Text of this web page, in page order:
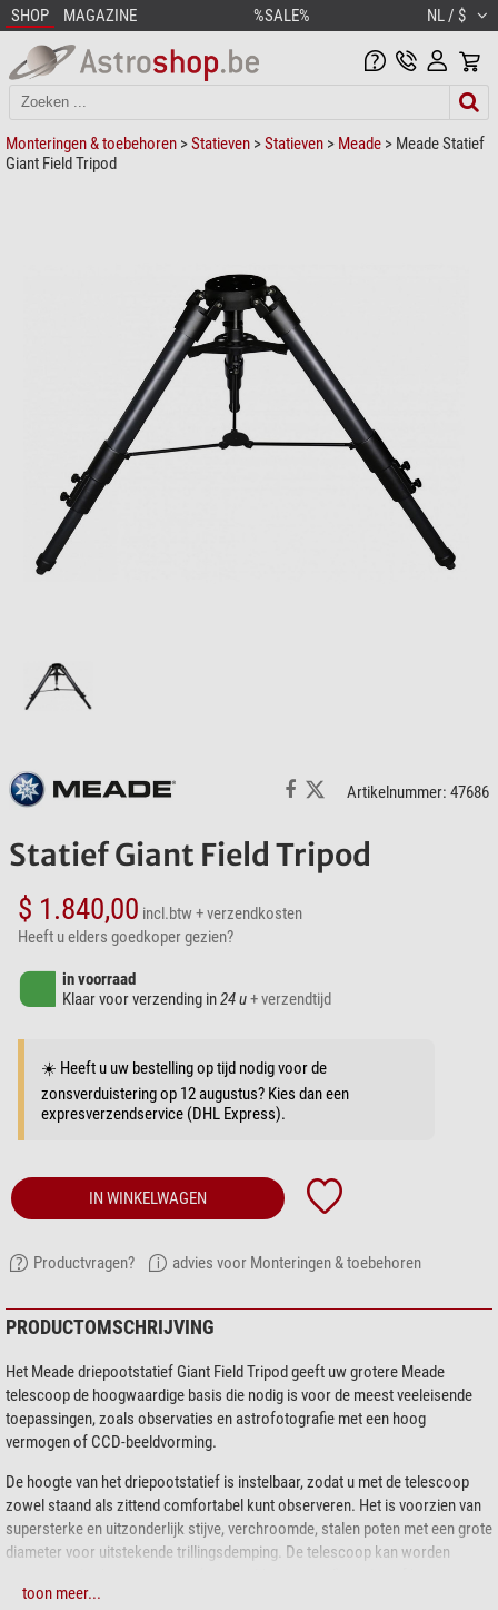
SHOP MAGAZINE %SALE% NL / $
Monteringen & toebehoren >Statieven >Statieven > Meade > Meade Statief
Giant Field Tripod
Artikelnummer: 47686
Statief Giant Field Tripod
$ 1.840,00 incl.btw+ verzendkosten
Heeft u elders goedkoper gezien?
in voorraad
Klaar voor verzending in24 u+ verzendtijd
☀️ Heeft u uw bestelling op tijd nodig voor de
zonsverduistering op 12 augustus? Kies dan een
expresverzendservice (DHL Express).
IN WINKELWAGEN
Productvragen? advies voor Monteringen & toebehoren
PRODUCTOMSCHRIJVING
Het Meade driepootstatief Giant Field Tripod geeft uw grotere Meade
telescoop de hoogwaardige basis die nodig is voor de meest veeleisende
toepassingen, zoals observaties en astrofotografie met een hoog
vermogen of CCD-beeldvorming.
De hoogte van het driepootstatief is instelbaar, zodat u met de telescoop
zowel staand als zittend comfortabel kunt observeren. Het is voorzien van
supersterke en uitzonderlijk stijve, verchroomde, stalen poten met een grote
diameter voor uitstekende trillingsdemping. De telescoop kan worden
equatoriaal (polair) worden uitgelijnd met behulp van een optioneel
toon meer...